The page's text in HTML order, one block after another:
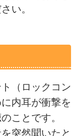
い。
（ロックコン
内耳が衝撃を
ことです。
突然聞いたと